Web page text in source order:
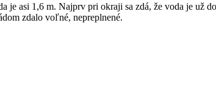
asi 1,6 m. Najprv pri okraji sa zdá, že voda je už
zdalo voľné, nepreplnené.